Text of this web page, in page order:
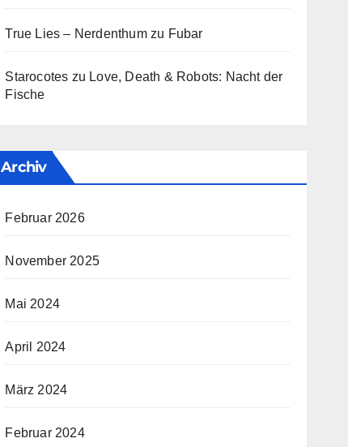
True Lies – Nerdenthumzu Fubar
Starocotes zu Love, Death & Robots: Nacht der
Fische
Archiv
Februar 2026
November 2025
Mai 2024
April 2024
März 2024
Februar 2024